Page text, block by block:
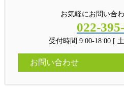
お気軽にお問い合
022-
受付時間 9:00-18:00 [
お問い合わせ